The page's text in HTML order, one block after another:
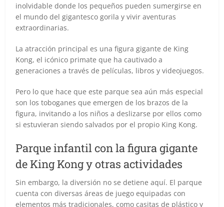
inolvidable donde los pequeños pueden sumergirse en
el mundo del gigantesco gorila y vivir aventuras
extraordinarias.
La atracción principal es una figura gigante de King
Kong, el icónico primate que ha cautivado a
generaciones a través de películas, libros y videojuegos.
Pero lo que hace que este parque sea aún más especial
son los toboganes que emergen de los brazos de la
figura, invitando a los niños a deslizarse por ellos como
si estuvieran siendo salvados por el propio King Kong.
Parque infantil con la figura gigante
de King Kong y otras actividades
Sin embargo, la diversión no se detiene aquí. El parque
cuenta con diversas áreas de juego equipadas con
elementos más tradicionales, como casitas de plástico y